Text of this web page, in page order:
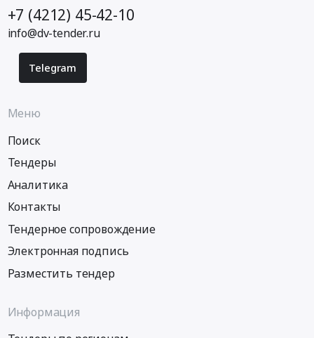
+7 (4212) 45-42-10
info@dv-tender.ru
Telegram
Меню
Поиск
Тендеры
Аналитика
Контакты
Тендерное сопровождение
Электронная подпись
Разместить тендер
Информация